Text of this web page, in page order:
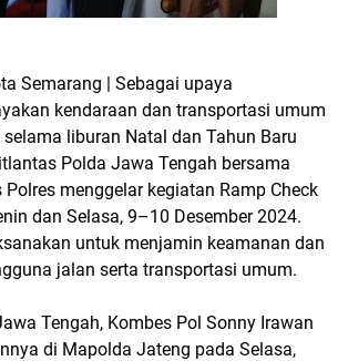
Semarang | Sebagai upaya
kendaraan dan transportasi umum
liburan Natal dan Tahun Baru
Polda Jawa Tengah bersama
menggelar kegiatan Ramp Check
dan Selasa, 9–10 Desember 2024.
untuk menjamin keamanan dan
jalan serta transportasi umum.
Tengah, Kombes Pol Sonny Irawan
di Mapolda Jateng pada Selasa,